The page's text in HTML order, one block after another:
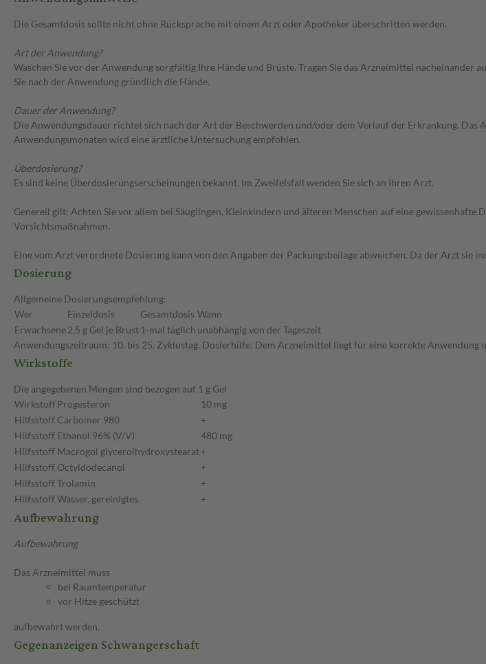
Die Gesamtdosis sollte nicht ohne Rücksprache mit einem Arzt oder Apotheker überschritten werden.
Art der Anwendung?
Waschen Sie vor der Anwendung sorgfältig Ihre Hände und Brüste. Tragen Sie das Arzneimittel nacheinander
Sie nach der Anwendung gründlich die Hände.
Dauer der Anwendung?
Die Anwendungsdauer richtet sich nach der Art der Beschwerden und/oder dem Verlauf der Erkrankung.
Anwendungsmonaten wird eine ärztliche Untersuchung empfohlen.
Überdosierung?
Es sind keine Überdosierungserscheinungen bekannt. Im Zweifelsfall wenden Sie sich an Ihren Arzt.
Generell gilt: Achten Sie vor allem bei Säuglingen, Kleinkindern und älteren Menschen auf eine
Vorsichtsmaßnahmen.
Eine vom Arzt verordnete Dosierung kann von den Angaben der Packungsbeilage abweichen. Da der Arzt
Dosierung
Allgemeine Dosierungsempfehlung:
Wer
Einzeldosis Gesamtdosis Wann
Erwachsene2,5 g Gel je Brust 1-mal täglich unabhängig von der Tageszeit
Anwendungszeitraum: 10. bis 25. Zyklustag. Dosierhilfe: Dem Arzneimittel liegt für eine korrekte Anwendung
Wirkstoffe
Die angegebenen Mengen sind bezogen auf 1 g Gel
WirkstoffProgesteron
10 mg
Hilfsstoff Carbomer 980
+
Hilfsstoff Ethanol 96% (V/V)
480 mg
Hilfsstoff Macrogol glycerolhydroxystearat+
Hilfsstoff Octyldodecanol
+
HilfsstoffTrolamin
+
HilfsstoffWasser, gereinigtes +
Aufbewahrung
Aufbewahrung
Das Arzneimittel muss
bei Raumtemperatur
vor Hitze geschützt
aufbewahrt werden.
Gegenanzeigen Schwangerschaft